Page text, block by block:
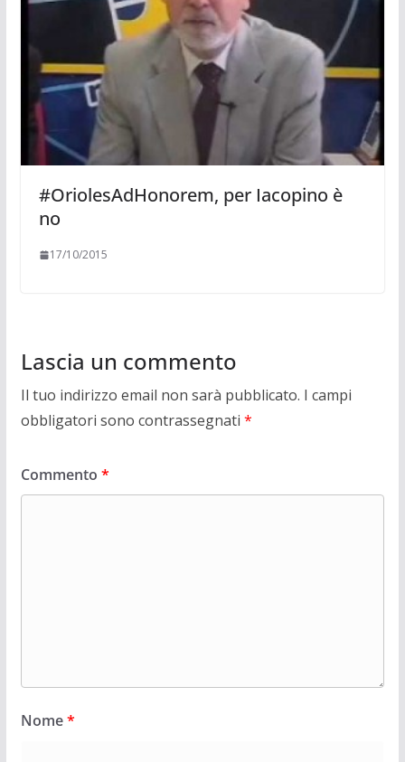
#OriolesAdHonorem, per Iacopino è
no
17/10/2015
Lascia un commento
Il tuo indirizzo email non sarà pubblicato. I campi
obbligatori sono contrassegnati *
Commento *
Nome*